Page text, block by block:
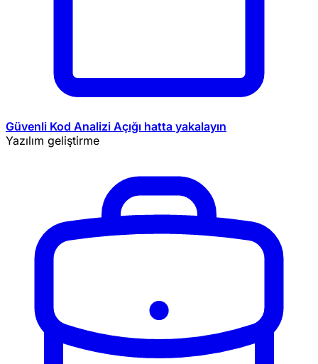
Güvenli Kod Analizi Açığı hatta yakalayın
Yazılım geliştirme